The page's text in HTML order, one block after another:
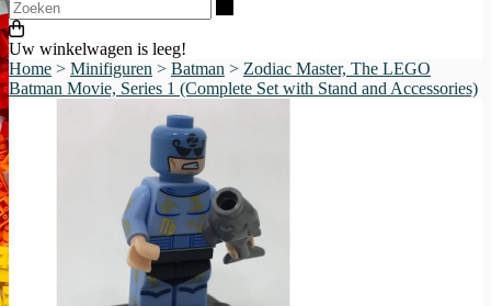
Uw winkelwagen is leeg!
Home > Minifiguren > Batman > Zodiac Master, The LEGO
Batman Movie, Series 1 (Complete Set with Stand and Accessories)